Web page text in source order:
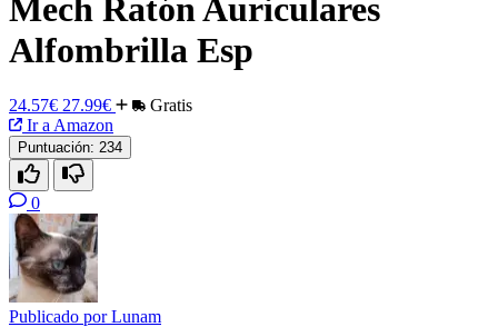
Mech Ratón Auriculares
Alfombrilla Esp
24.57€ 27.99€
Gratis
Ir a Amazon
Puntuación: 234
0
Publicado porLunam